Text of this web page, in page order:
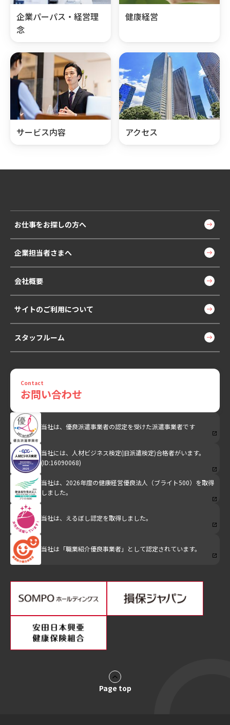
企業パーパス・経営理
念
健康経営
サービス内容 アクセス
お仕事をお探しの方へ
企業担当者さまへ
会社概要
サイトのご利用について
スタッフルーム
当社は、優良派遣事業者の認定を受けた派遣事業者です
当社には、人材ビジネス検定(旧派遣検定)合格者がいます。
(ID:16090068)
当社は、2026年度の健康経営優良法人（ブライト500）を取得
しました。
当社は、えるぼし認定を取得しました。
当社は「職業紹介優良事業者」として認定されています。
Contact
お問い合わせ
Page top